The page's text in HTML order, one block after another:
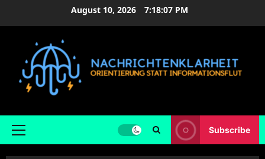
August 10, 2026 7:18:08 PM
Primary
Subscribe